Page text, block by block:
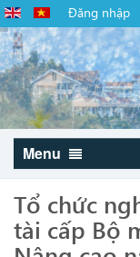
Đăng nhập
Menu
Tổ chức
tài cấp Bộ